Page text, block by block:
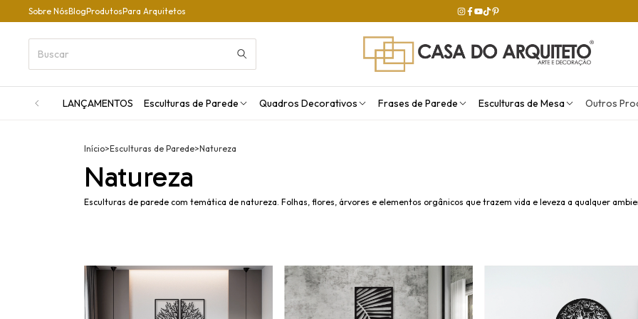
Sobre NósBlogProdutosPara Arquitetos
LANÇAMENTOS Esculturas de Parede Quadros Decorativos Frases de Parede Esculturas de Mesa Outros
Início>Esculturas de Parede>Natureza
Natureza
Esculturas de parede com temática de natureza. Folhas, flores, árvores e elementos orgânicos que trazem vida e leveza a qualquer